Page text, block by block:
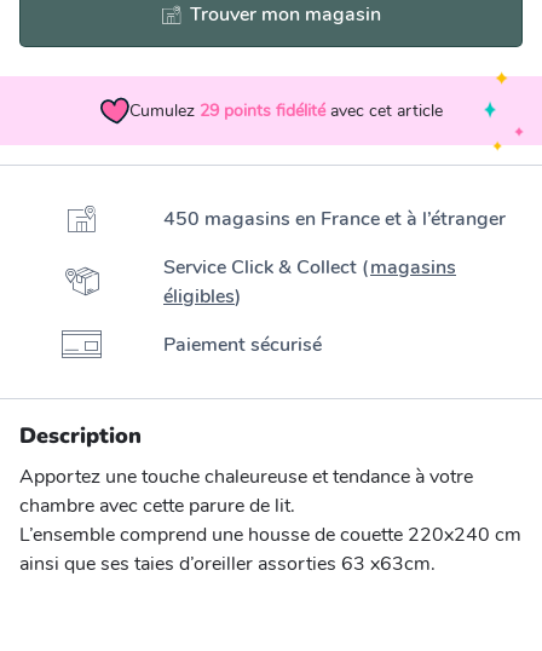
Trouver mon magasin
Cumulez 29 points fidélité avec cet article
450 magasins en France et à l’étranger
Service Click & Collect (magasins
éligibles)
Paiement sécurisé
Description
Apportez une touche chaleureuse et tendance à votre
chambre avec cette parure de lit.
L’ensemble comprend une housse de couette 220x240 cm
ainsi que ses taies d’oreiller assorties 63 x63cm.